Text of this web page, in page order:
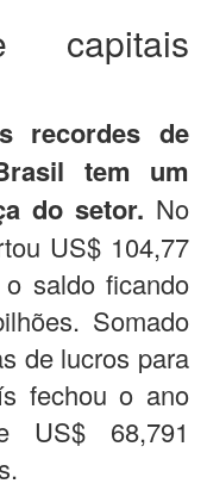
capitais
recordes de
tem um
do setor. No
US$ 104,77
saldo ficando
Somado
de lucros para
fechou o ano
US$ 68,791